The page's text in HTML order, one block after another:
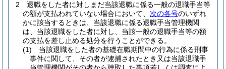
2
退職をした者に対しまだ当該退職に係る一般の退職手当等
の額が支払われていない場合において、 次の各号のいずれ
かに該当するときは、当該退職に係る退職手当管理機関
は、当該退職をした者に対し、当該一般の退職手当等の額
の支払を差し止める処分を行うことができる。
(1)
当該退職をした者の基礎在職期間中の行為に係る刑事
事件に関して、その者が逮捕されたとき又は当該退職手